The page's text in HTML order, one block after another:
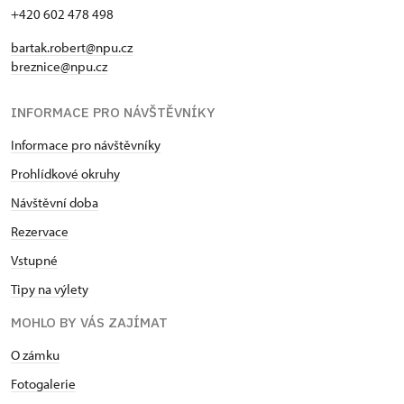
celku poskytovala návštěvníkům dobrý pocit a
poznání, uvědomění si úcty ke slavné historii. Úcta
k naší minulosti vede v důsledku k posílení
komunitě, ve které žijeme.
+420 602 478 498
bartak.robert@npu.cz
breznice@npu.cz
INFORMACE PRO NÁVŠTĚVNÍKY
Informace pro návštěvníky
Prohlídkové okruhy
Návštěvní doba
Rezervace
Vstupné
Tipy na výlety
MOHLO BY VÁS ZAJÍMAT
O zámku
Fotogalerie